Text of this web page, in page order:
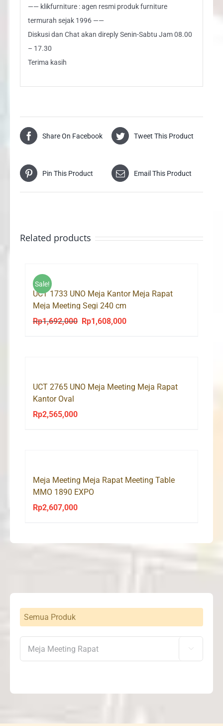
—— klikfurniture : agen resmi produk furniture
termurah sejak 1996 ——
Diskusi dan Chat akan direply Senin-Sabtu Jam 08.00
– 17.30
Terima kasih
Share On Facebook Tweet This Product
Pin This Product Email This Product
Related products
Sale!
UCT 1733 UNO Meja Kantor Meja Rapat
Meja Meeting Segi 240 cm
Rp1,692,000
Original
Rp1,608,000Current
UCT 2765 UNO Meja Meeting Meja Rapat
Kantor Oval
Rp2,565,000
Meja Meeting Meja Rapat Meeting Table
MMO 1890 EXPO
Rp2,607,000
Semua Produk
